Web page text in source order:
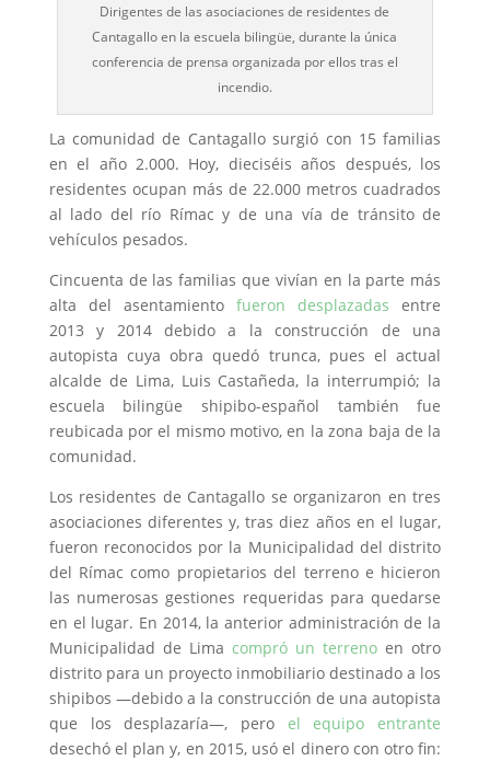
Dirigentes de las asociaciones de residentes de
Cantagallo en la escuela bilingüe, durante la única
conferencia de prensa organizada por ellos tras el
incendio.
La comunidad de Cantagallo surgió con 15 familias
en el año 2.000. Hoy, dieciséis años después, los
residentes ocupan más de 22.000 metros cuadrados
al lado del río Rímac y de una vía de tránsito de
vehículos pesados.
Cincuenta de las familias que vivían en la parte más
alta del asentamientofueron desplazadas entre
2013 y 2014 debido a la construcción de una
autopista cuya obra quedó trunca, pues el actual
alcalde de Lima, Luis Castañeda, la interrumpió; la
escuela bilingüe shipibo-español también fue
reubicada por el mismo motivo, en la zona baja de la
comunidad.
Los residentes de Cantagallo se organizaron en tres
asociaciones diferentes y, tras diez años en el lugar,
fueron reconocidos por la Municipalidad del distrito
del Rímac como propietarios del terreno e hicieron
las numerosas gestiones requeridas para quedarse
en el lugar. En 2014, la anterior administración de la
Municipalidad de Lima compró un terreno en otro
distrito para un proyecto inmobiliario destinado a los
shipibos —debido a la construcción de una autopista
que los desplazaría—, pero el equipo entrante
desechó el plan y, en 2015, usó el dinero con otro fin: